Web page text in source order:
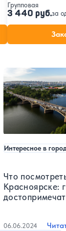
Групповая
3 440 руб.за
Что
Красноярске:
Интересное в
06.06.2024